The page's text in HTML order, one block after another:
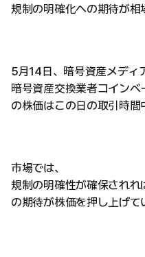
規制の明確化への期待が相
5月14日、暗号資産メディ
暗号資産交換業者コインベ
の株価はこの日の取引時間
市場では、
規制の明確性が確保され
の期待が株価を押し上げて